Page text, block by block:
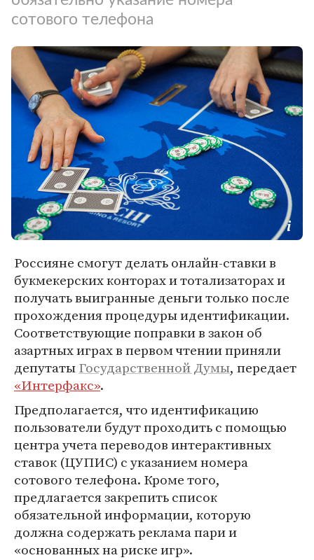
сотового телефона
Россияне смогут делать онлайн-ставки в
букмекерских конторах и тотализаторах и
получать выигранные деньги только после
прохождения процедуры идентификации.
Соответствующие поправки в закон об
азартных играх в первом чтении приняли
депутатыГосударственной Думы, передает
«Интерфакс».
Предполагается, что идентификацию
пользователи будут проходить с помощью
центра учета переводов интерактивных
ставок (ЦУПИС) с указанием номера
сотового телефона. Кроме того,
предлагается закрепить список
обязательной информации, которую
должна содержать реклама пари и
«основанных на риске игр».